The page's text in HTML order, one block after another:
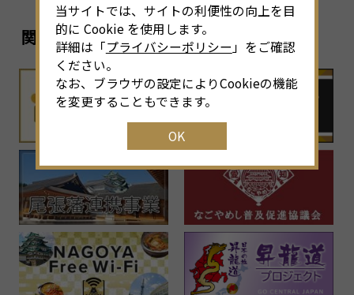
関連リンク
当サイトでは、サイトの利便性の向上を目
的に Cookie を使用します。
詳細は「プライバシーポリシー 」をご確認
ください。
なお、ブラウザの設定によりCookieの機能
を変更することもできます。
OK